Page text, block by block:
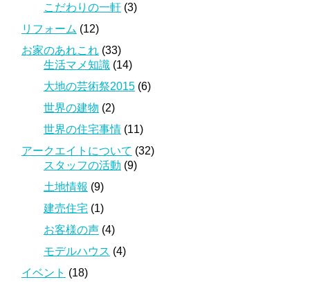
こだわりの一軒 (3)
リフォーム (12)
お家のあれこれ (33)
生活マメ知識 (14)
大地の芸術祭2015 (6)
世界の建物 (2)
世界の住宅事情 (11)
アークエイトについて (32)
スタッフの活動 (9)
土地情報 (9)
建売住宅 (1)
お客様の声 (4)
モデルハウス (4)
イベント (18)